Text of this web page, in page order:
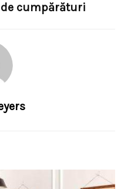
cumpărături